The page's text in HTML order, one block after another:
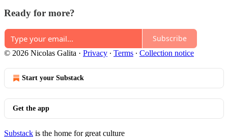
Ready for more?
Subscribe
© 2026 Nicolas Galita · Privacy ∙ Terms ∙ Collection notice
Start your Substack
Get the app
Substack is the home for great culture